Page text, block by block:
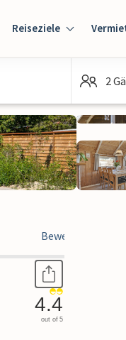
Reiseziele
2
Bewertungen
4.4
out of 5